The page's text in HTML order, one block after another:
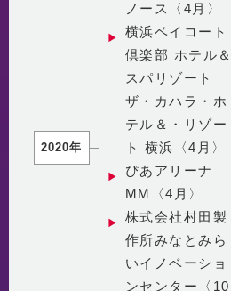
2020年
ノース〈4月〉
横浜ベイコート
倶楽部 ホテル＆
スパリゾート
ザ・カハラ・ホ
テル＆・リゾー
ト 横浜〈4月〉
ぴあアリーナ
MM〈4月〉
株式会社村田製
作所みなとみら
いイノベーショ
ンセンター〈10